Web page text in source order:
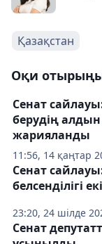
Қазақстан
Оқи
11:56, 14 қаңтар
Сенат
берудің
жарияланды
23:20, 24 шілде
Сенат
белсенділігі
Сенат